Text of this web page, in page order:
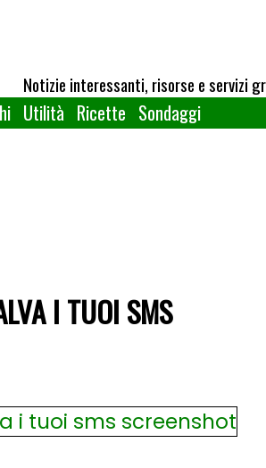
Notizie interessanti, risorse e servizi
Utilità Ricette Sondaggi
I TUOI SMS